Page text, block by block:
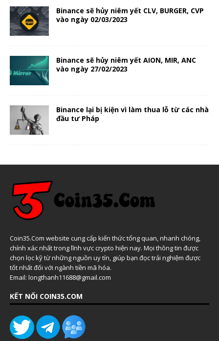
Binance sẽ hủy niêm yết CLV, BURGER, CVP
vào ngày 02/03/2023
Binance sẽ hủy niêm yết AION, MIR, ANC
vào ngày 27/02/2023
Binance lại bị kiện vì làm thua lỗ từ các nhà
đầu tư Pháp
Coin35.Com website cung cấp kiến thức tổng quan, nhanh chóng,
chính xác nhất trong lĩnh vực crypto hiện nay. Mọi thông tin được
chọn lọc kỹ từ những nguồn uy tín, giúp bạn đọc trải nghiệm được
tốt nhất đối với ngành tiền mã hóa.
Email: longthanh11688@gmail.com
KẾT NỐI COIN35.COM